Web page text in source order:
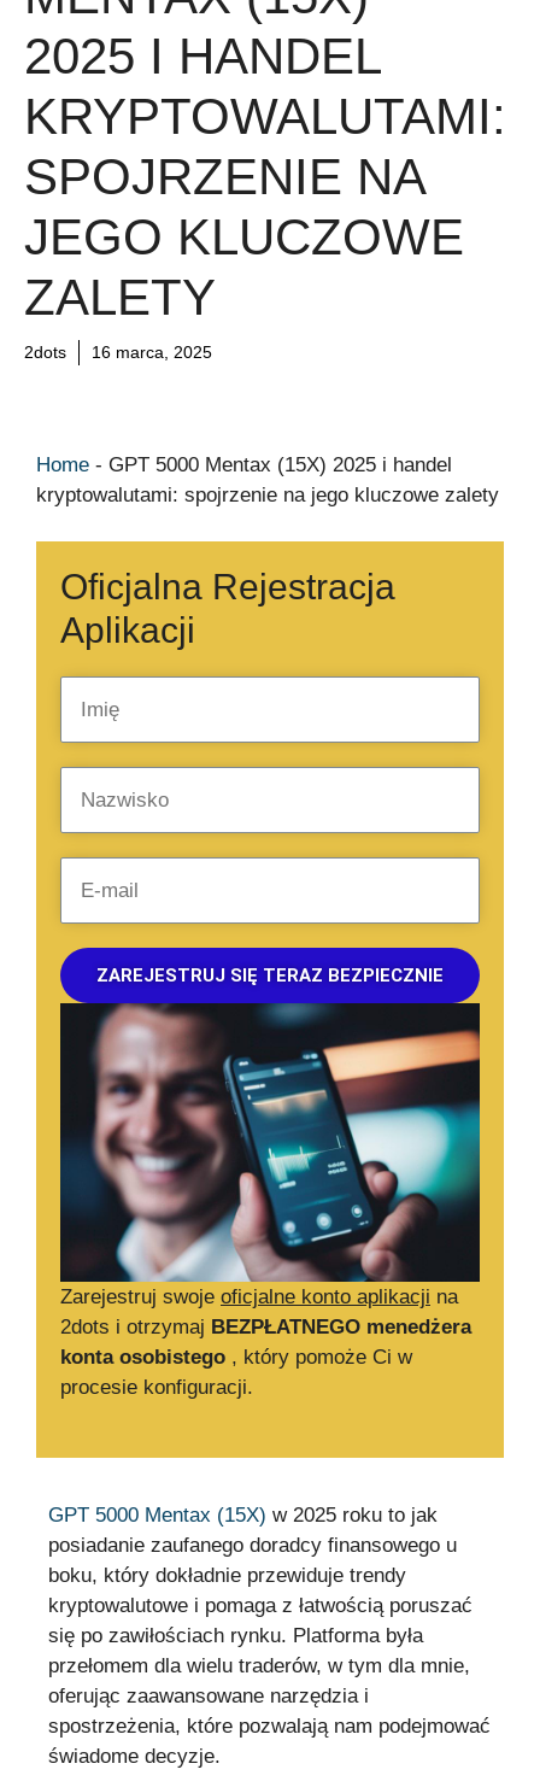
2025 I HANDEL
KRYPTOWALUTAMI:
SPOJRZENIE NA
JEGO KLUCZOWE
ZALETY
2dots 16 marca, 2025
Home - GPT 5000 Mentax (15X) 2025 i handel
kryptowalutami: spojrzenie na jego kluczowe zalety
Zarejestruj swoje oficjalne konto aplikacji na
2dots i otrzymaj BEZPŁATNEGO menedżera
konta osobistego , który pomoże Ci w
procesie konfiguracji.
Oficjalna Rejestracja
Aplikacji
ZAREJESTRUJ SIĘ TERAZ BEZPIECZNIE
GPT 5000 Mentax (15X) w 2025 roku to jak
posiadanie zaufanego doradcy finansowego u
boku, który dokładnie przewiduje trendy
kryptowalutowe i pomaga z łatwością poruszać
się po zawiłościach rynku. Platforma była
przełomem dla wielu traderów, w tym dla mnie,
oferując zaawansowane narzędzia i
spostrzeżenia, które pozwalają nam podejmować
świadome decyzje.